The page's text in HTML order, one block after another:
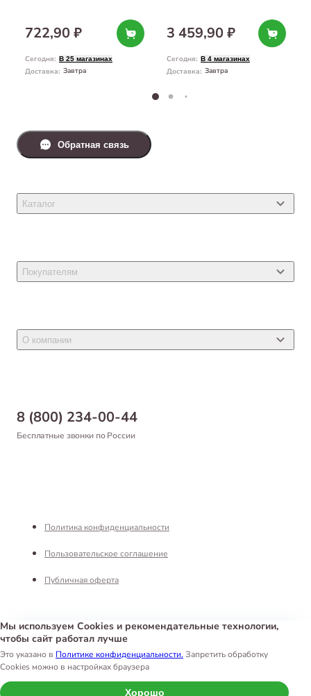
722,90 ₽
Сегодня: В 25 магазинах
Доставка: Завтра
3 459,90 ₽
Сегодня: В 4 магазинах
Доставка: Завтра
8 (800) 234-00-44
Бесплатные звонки по России
Каталог
Товары для собак
Товары для птиц
Покупателям
Новости
Самовывоз
Оформление заказа
О компании
Благотворительный фонд
Реквизиты
Обратная связь
Интернет-магазин «Белый Кролик»
Политика конфиденциальности
Пользовательское соглашение
Публичная оферта
Мы используем Cookies и рекомендательные технологии,
чтобы сайт работал лучше
Это указано в Политике конфиденциальности. Запретить обработку
Cookies можно в настройках браузера
Хорошо